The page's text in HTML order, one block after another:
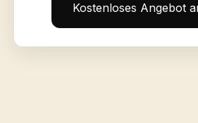
Kostenloses Angebot